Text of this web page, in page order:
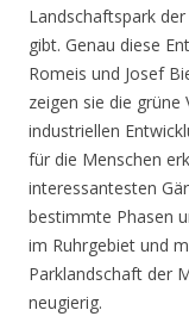
Landschaftspark
gibt. Genau diese
Romeis und Josef
zeigen sie die grüne
industriellen
für die Menschen
interessantesten
bestimmte Phasen
im Ruhrgebiet und
Parklandschaft der
neugierig.